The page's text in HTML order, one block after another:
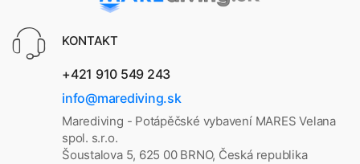
KONTAKT
+421 910 549 243
info@marediving.sk
Marediving - Potápěčské vybavení MARES Velana
spol. s.r.o.
Šoustalova 5, 625 00 BRNO, Česká republika